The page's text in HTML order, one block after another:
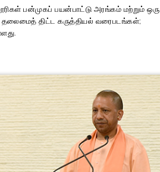
பன்முகப் பயன்பாட்டு அரங்கம் மற்றும் ஒரு
தலைமைத் திட்ட கருத்தியல் வரைபடங்கள்;